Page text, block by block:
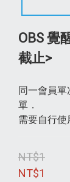
OBS 覺
截止>
同一會員
單．
需要自行使
NT$1
NT$1